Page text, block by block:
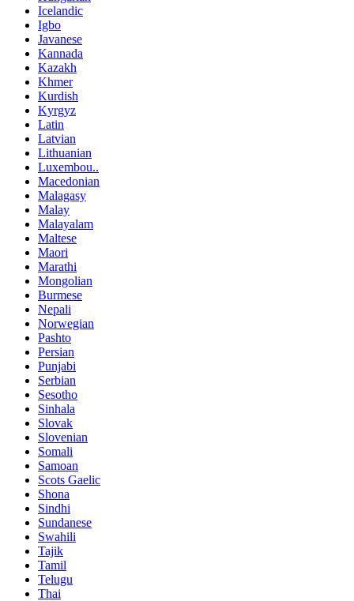
Icelandic
Igbo
Javanese
Kannada
Kazakh
Khmer
Kurdish
Kyrgyz
Latin
Latvian
Lithuanian
Luxembou..
Macedonian
Malagasy
Malay
Malayalam
Maltese
Maori
Marathi
Mongolian
Burmese
Nepali
Norwegian
Pashto
Persian
Punjabi
Serbian
Sesotho
Sinhala
Slovak
Slovenian
Somali
Samoan
Scots Gaelic
Shona
Sindhi
Sundanese
Swahili
Tajik
Tamil
Telugu
Thai